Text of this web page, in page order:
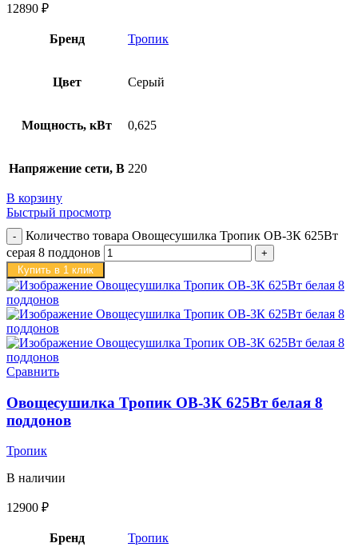
12890 ₽
Бренд Тропик
Цвет Серый
Мощность, кВт 0,625
Напряжение сети, В 220
В корзину
Быстрый просмотр
Количество товара Овощесушилка Тропик ОВ-3К 625Вт
серая 8 поддонов
Купить в 1 клик
Сравнить
Овощесушилка Тропик ОВ-3К 625Вт белая 8
поддонов
Тропик
В наличии
12900 ₽
Бренд Тропик